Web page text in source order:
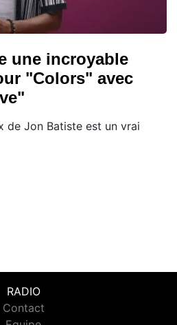
une incroyable
"Colors" avec
de Jon Batiste est un vrai
RADIO
Contact